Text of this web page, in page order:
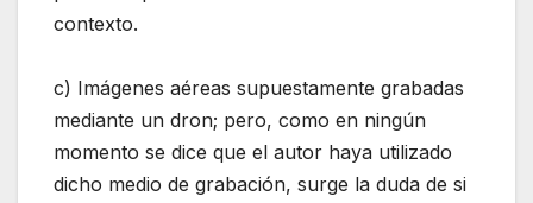
contexto.
c) Imágenes aéreas supuestamente grabadas
mediante un dron; pero, como en ningún
momento se dice que el autor haya utilizado
dicho medio de grabación, surge la duda de si